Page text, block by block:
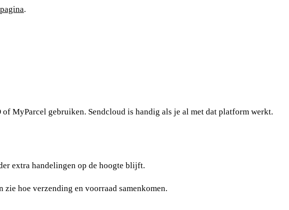
.
MyParcel gebruiken. Sendcloud is handig als je al met dat platform werkt.
extra handelingen op de hoogte blijft.
zie hoe verzending en voorraad samenkomen.